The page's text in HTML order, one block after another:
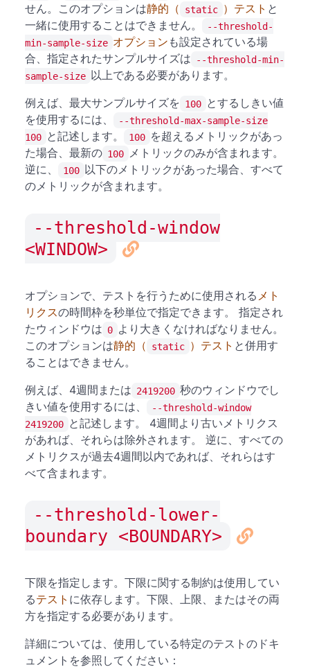
せん。このオプションは静的（ static ）テスト と
一緒に使用することはできません。
--threshold-
min-sample-size オプション も設定されている場
合、指定されたサンプルサイズは
--threshold-min-
sample-size 以上である必要があります。
例えば、最大サンプルサイズを 100 とするしきい値
を使用するには、
--threshold-max-sample-size
100 と記述します。 100 を超えるメトリックがあっ
た場合、最新の 100 メトリックのみが含まれます。
逆に、
100 以下のメトリックがあった場合、すべて
のメトリックが含まれます。
--threshold-window
<WINDOW>
オプションで、テストを行うために使用される メト
リクスの時間枠を秒単位で指定できます。 指定され
たウィンドウは 0 より大きくなければなりません。
このオプションは静的（ static ）テスト と併用す
ることはできません。
例えば、4週間または 2419200 秒のウィンドウでし
きい値を使用するには、
--threshold-window
2419200 と記述します。 4週間より古いメトリクス
があれば、それらは除外されます。 逆に、すべての
メトリクスが過去4週間以内であれば、それらはす
べて含まれます。
--threshold-lower-
boundary <BOUNDARY>
下限を指定します。下限に関する制約は使用してい
るテスト に依存します。下限、上限、またはその両
方を指定する必要があります。
詳細については、使用している特定のテストのドキ
ュメントを参照してください：